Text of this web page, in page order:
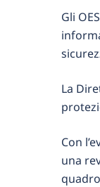
Gli
La
Con
una